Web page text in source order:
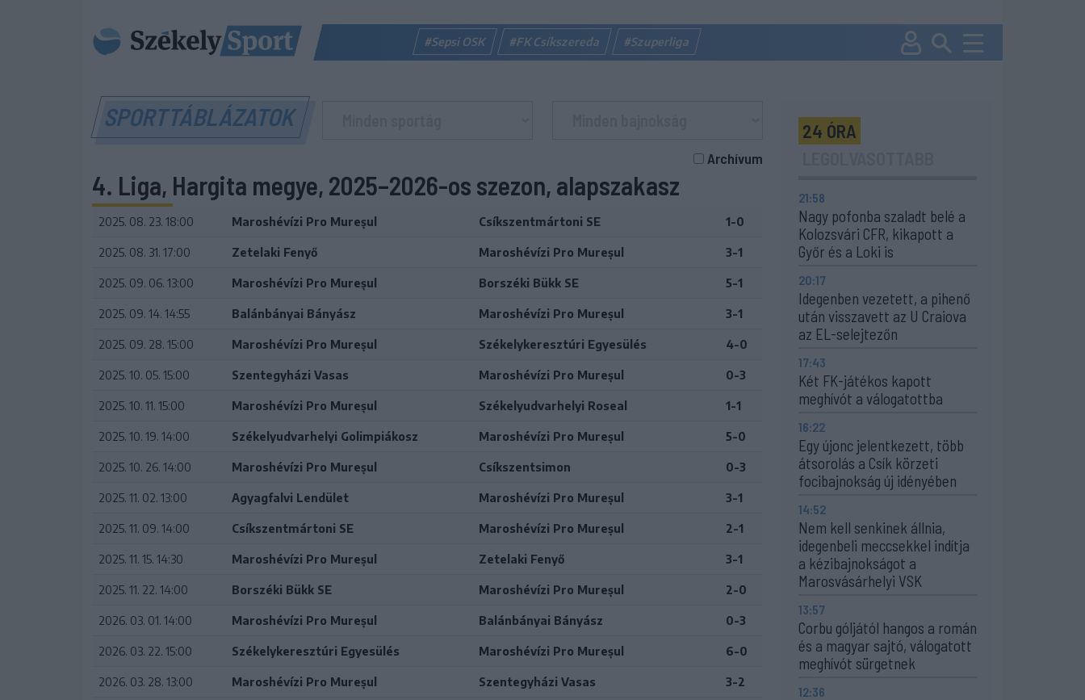
#Sepsi OSK #FK Csíkszereda #Szuperliga
SPORTTÁBLÁZATOK
Archívum
4. Liga, Hargita megye, 2025–2026-os szezon, alapszakasz
2025. 08. 23. 18:00 Maroshévízi Pro Mureșul Csíkszentmártoni SE 1-0
2025. 08. 31. 17:00 Zetelaki Fenyő Maroshévízi Pro Mureșul 3-1
2025. 09. 06. 13:00 Maroshévízi Pro Mureșul Borszéki Bükk SE 5-1
2025. 09. 14. 14:55 Balánbányai Bányász Maroshévízi Pro Mureșul 3-1
2025. 09. 28. 15:00 Maroshévízi Pro Mureșul Székelykeresztúri Egyesülés 4-0
2025. 10. 05. 15:00 Szentegyházi Vasas Maroshévízi Pro Mureșul 0-3
2025. 10. 11. 15:00 Maroshévízi Pro Mureșul Székelyudvarhelyi Roseal 1-1
2025. 10. 19. 14:00 Székelyudvarhelyi Golimpiákosz Maroshévízi Pro Mureșul 5-0
2025. 10. 26. 14:00 Maroshévízi Pro Mureșul Csíkszentsimon 0-3
2025. 11. 02. 13:00 Agyagfalvi Lendület Maroshévízi Pro Mureșul 3-1
2025. 11. 09. 14:00 Csíkszentmártoni SE Maroshévízi Pro Mureșul 2-1
2025. 11. 15. 14:30 Maroshévízi Pro Mureșul Zetelaki Fenyő 3-1
2025. 11. 22. 14:00 Borszéki Bükk SE Maroshévízi Pro Mureșul 2-0
2026. 03. 01. 14:00 Maroshévízi Pro Mureșul Balánbányai Bányász 0-3
2026. 03. 22. 15:00 Székelykeresztúri Egyesülés Maroshévízi Pro Mureșul 6-0
2026. 03. 28. 13:00 Maroshévízi Pro Mureșul Szentegyházi Vasas 3-2
24 ÓRA
21:58
Nagy pofonba szaladt belé a
Kolozsvári CFR, kikapott a
Győr és a Loki is
20:17
Idegenben vezetett, a pihenő
után visszavett az U Craiova
az EL-selejtezőn
17:43
Két FK-játékos kapott
meghívót a válogatottba
16:22
Egy újonc jelentkezett, több
átsorolás a Csík körzeti
focibajnokság új idényében
14:52
Nem kell senkinek állnia,
idegenbeli meccsekkel indítja
a kézibajnokságot a
Marosvásárhelyi VSK
13:57
Corbu góljától hangos a román
és a magyar sajtó, válogatott
meghívót sürgetnek
12:36